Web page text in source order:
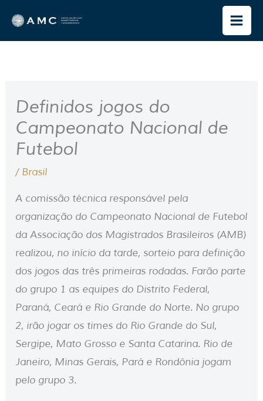
para
o
Definidos jogos do
Campeonato Nacional de
Futebol
/ Brasil
A comissão técnica responsável pela
organização do Campeonato Nacional de Futebol
da Associação dos Magistrados Brasileiros (AMB)
realizou, no início da tarde, sorteio para definição
dos jogos das três primeiras rodadas. Farão parte
do grupo 1 as equipes do Distrito Federal,
Paraná, Ceará e Rio Grande do Norte. No grupo
2, irão jogar os times do Rio Grande do Sul,
Sergipe, Mato Grosso e Santa Catarina. Rio de
Janeiro, Minas Gerais, Pará e Rondônia jogam
pelo grupo 3.